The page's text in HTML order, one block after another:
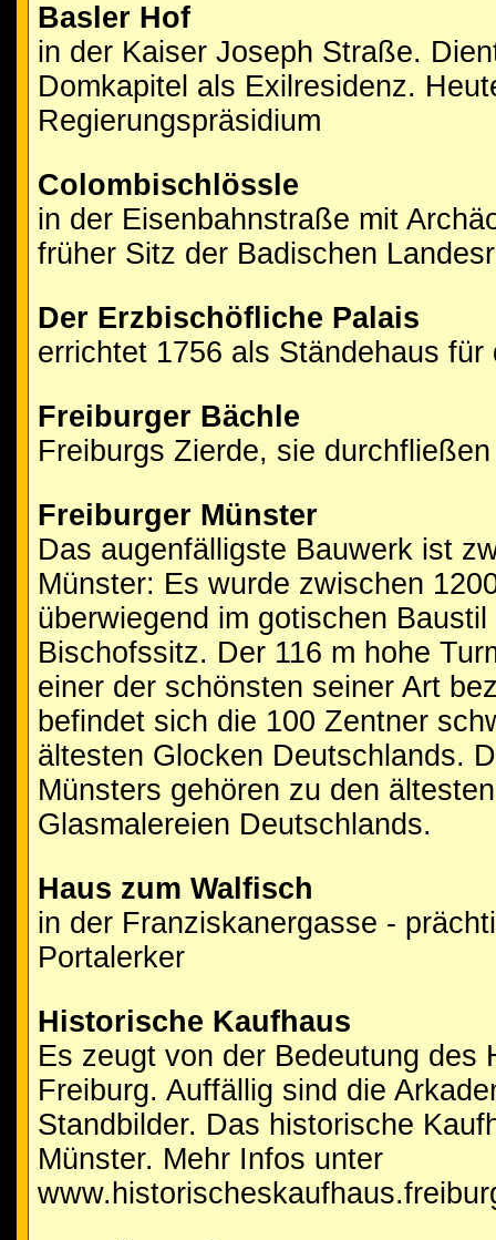
Basler Hof
in der Kaiser Joseph Straße.
Domkapitel als Exilresidenz.
Regierungspräsidium
Colombischlössle
in der Eisenbahnstraße mit
früher Sitz der Badischen
Der Erzbischöfliche Palais
errichtet 1756 als Ständehaus
Freiburger Bächle
Freiburgs Zierde, sie
Freiburger Münster
Das augenfälligste Bauwerk ist
Münster: Es wurde zwischen
überwiegend im gotischen
Bischofssitz. Der 116 m hohe
einer der schönsten seiner Art
befindet sich die 100 Zentner
ältesten Glocken Deutschlands.
Münsters gehören zu den
Glasmalereien Deutschlands.
Haus zum Walfisch
in der Franziskanergasse -
Portalerker
Historische Kaufhaus
Es zeugt von der Bedeutung des
Freiburg. Auffällig sind die
Standbilder. Das historische
Münster. Mehr Infos unter